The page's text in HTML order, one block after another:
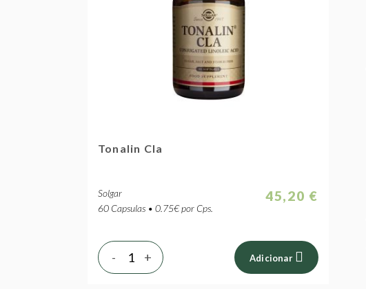
Tonalin Cla
Solgar
60 Capsulas • 0.75€ por Cps.
45,20 €
+
- Adicionar